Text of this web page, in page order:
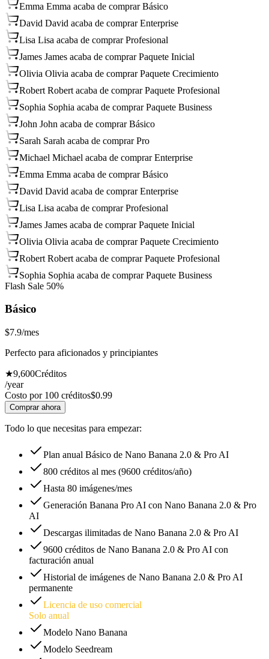
Emma Emma acaba de comprar Básico
David David acaba de comprar Enterprise
Lisa Lisa acaba de comprar Profesional
James James acaba de comprar Paquete Inicial
Olivia Olivia acaba de comprar Paquete Crecimiento
Robert Robert acaba de comprar Paquete Profesional
Sophia Sophia acaba de comprar Paquete Business
John John acaba de comprar Básico
Sarah Sarah acaba de comprar Pro
Michael Michael acaba de comprar Enterprise
Emma Emma acaba de comprar Básico
David David acaba de comprar Enterprise
Lisa Lisa acaba de comprar Profesional
James James acaba de comprar Paquete Inicial
Olivia Olivia acaba de comprar Paquete Crecimiento
Robert Robert acaba de comprar Paquete Profesional
Sophia Sophia acaba de comprar Paquete Business
Flash Sale 50%
Básico
$7.9/mes
Perfecto para aficionados y principiantes
★9,600Créditos
/year
Costo por 100 créditos$0.99
Comprar ahora
Todo lo que necesitas para empezar:
Plan anual Básico de Nano Banana 2.0 & Pro AI
800 créditos al mes (9600 créditos/año)
Hasta 80 imágenes/mes
Generación Banana Pro AI con Nano Banana 2.0 & Pro
AI
Descargas ilimitadas de Nano Banana 2.0 & Pro AI
9600 créditos de Nano Banana 2.0 & Pro AI con
facturación anual
Historial de imágenes de Nano Banana 2.0 & Pro AI
permanente
Licencia de uso comercial
Solo anual
Modelo Nano Banana
Modelo Seedream